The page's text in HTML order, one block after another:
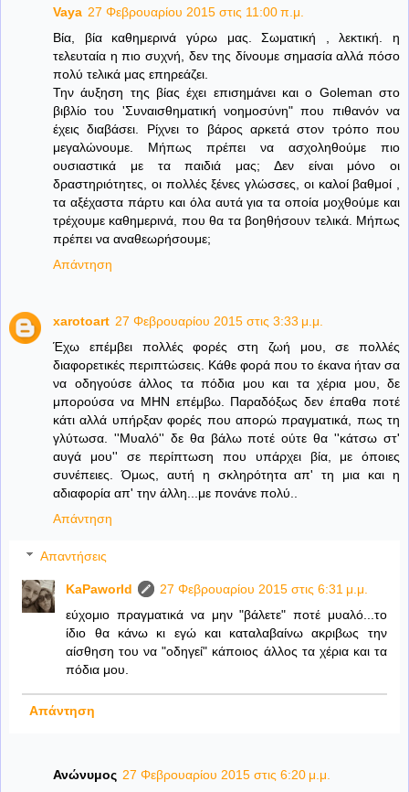
Vaya 27 Φεβρουαρίου 2015 στις 11:00 π.μ.
Βία, βία καθημερινά γύρω μας. Σωματική , λεκτική. η
τελευταία η πιο συχνή, δεν της δίνουμε σημασία αλλά πόσο
πολύ τελικά μας επηρεάζει.
Την άυξηση της βίας έχει επισημάνει και ο Goleman στο
βιβλίο του 'Συναισθηματική νοημοσύνη" που πιθανόν να
έχεις διαβάσει. Ρίχνει το βάρος αρκετά στον τρόπο που
μεγαλώνουμε. Μήπως πρέπει να ασχοληθούμε πιο
ουσιαστικά με τα παιδιά μας; Δεν είναι μόνο οι
δραστηριότητες, οι πολλές ξένες γλώσσες, οι καλοί βαθμοί ,
τα αξέχαστα πάρτυ και όλα αυτά για τα οποία μοχθούμε και
τρέχουμε καθημερινά, που θα τα βοηθήσουν τελικά. Μήπως
πρέπει να αναθεωρήσουμε;
Απάντηση
xarotoart 27 Φεβρουαρίου 2015 στις 3:33 μ.μ.
Έχω επέμβει πολλές φορές στη ζωή μου, σε πολλές
διαφορετικές περιπτώσεις. Κάθε φορά που το έκανα ήταν σα
να οδηγούσε άλλος τα πόδια μου και τα χέρια μου, δε
μπορούσα να ΜΗΝ επέμβω. Παραδόξως δεν έπαθα ποτέ
κάτι αλλά υπήρξαν φορές που απορώ πραγματικά, πως τη
γλύτωσα. ''Μυαλό'' δε θα βάλω ποτέ ούτε θα ''κάτσω στ'
αυγά μου'' σε περίπτωση που υπάρχει βία, με όποιες
συνέπειες. Όμως, αυτή η σκληρότητα απ' τη μια και η
αδιαφορία απ' την άλλη...με πονάνε πολύ..
Απάντηση
Απαντήσεις
KaPaworld
27 Φεβρουαρίου 2015 στις 6:31 μ.μ.
εύχομιο πραγματικά να μην "βάλετε" ποτέ μυαλό...το
ίδιο θα κάνω κι εγώ και καταλαβαίνω ακριβως την
αίσθηση του να "οδηγεί" κάποιος άλλος τα χέρια και τα
πόδια μου.
Απάντηση
Ανώνυμος 27 Φεβρουαρίου 2015 στις 6:20 μ.μ.